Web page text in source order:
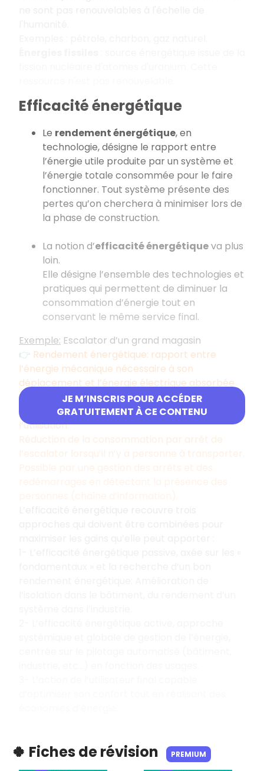
JE M’INSCRIS POUR ACCÉDER
GRATUITEMENT À CE CONTENU
Efficacité énergétique
Le rendement énergétique, en
technologie, désigne le rapport entre
l’énergie utile produite par un système et
l’énergie totale consommée pour le faire
fonctionner. Tout système présente des
pertes qu’on cherchera à minimiser lors de
la phase de construction.
La notion d’efficacité énergétiqueva plus
loin.
Elle désigne l’ensemble des technologies et
pratiques qui permettent de diminuer la
consommation d’énergie tout en
conservant le même service final.
Exemple: Escalator d’un grand magasin
👉 Rendement énergétique: rapport entre
l’énergie mécanique nécessaire à son
déplacement et l’énergie électrique absorbée
par les moteurs.
👉 Efficacité énergétique: prise en compte de
l’utilisation.
Réduction de la consommation par arrêt de
l’escalator lorsqu’il n’y a personne à transporter.
🍀 Fiches de révision PREMIUM